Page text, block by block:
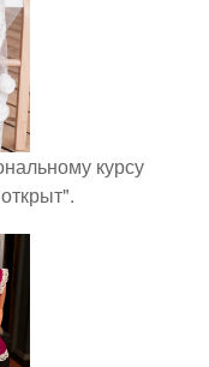
курсу